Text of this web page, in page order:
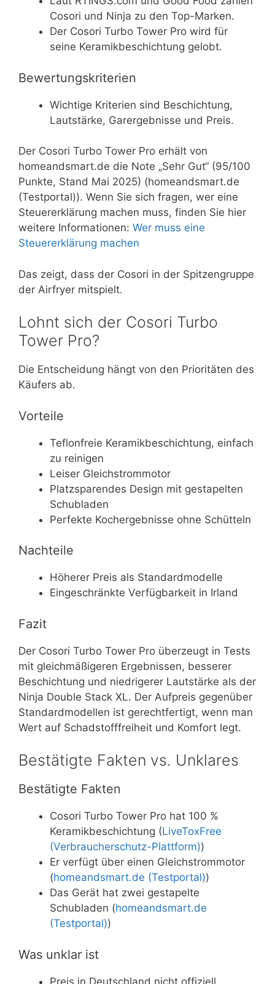
Cosori und Ninja zu den Top-Marken.
Der Cosori Turbo Tower Pro wird für
seine Keramikbeschichtung gelobt.
Bewertungskriterien
Wichtige Kriterien sind Beschichtung,
Lautstärke, Garergebnisse und Preis.
Der Cosori Turbo Tower Pro erhält von
homeandsmart.de die Note „Sehr Gut“ (95/100
Punkte, Stand Mai 2025) (homeandsmart.de
(Testportal)). Wenn Sie sich fragen, wer eine
Steuererklärung machen muss, finden Sie hier
weitere Informationen: Wer muss eine
Steuererklärung machen
Das zeigt, dass der Cosori in der Spitzengruppe
der Airfryer mitspielt.
Lohnt sich der Cosori Turbo
Tower Pro?
Die Entscheidung hängt von den Prioritäten des
Käufers ab.
Vorteile
Teflonfreie Keramikbeschichtung, einfach
zu reinigen
Leiser Gleichstrommotor
Platzsparendes Design mit gestapelten
Schubladen
Perfekte Kochergebnisse ohne Schütteln
Nachteile
Höherer Preis als Standardmodelle
Eingeschränkte Verfügbarkeit in Irland
Fazit
Der Cosori Turbo Tower Pro überzeugt in Tests
mit gleichmäßigeren Ergebnissen, besserer
Beschichtung und niedrigerer Lautstärke als der
Ninja Double Stack XL. Der Aufpreis gegenüber
Standardmodellen ist gerechtfertigt, wenn man
Wert auf Schadstofffreiheit und Komfort legt.
Bestätigte Fakten vs. Unklares
Bestätigte Fakten
Cosori Turbo Tower Pro hat 100 %
Keramikbeschichtung (LiveToxFree
(Verbraucherschutz-Plattform))
Er verfügt über einen Gleichstrommotor
(homeandsmart.de (Testportal))
Das Gerät hat zwei gestapelte
Schubladen (homeandsmart.de
(Testportal))
Was unklar ist
Preis in Deutschland nicht offiziell